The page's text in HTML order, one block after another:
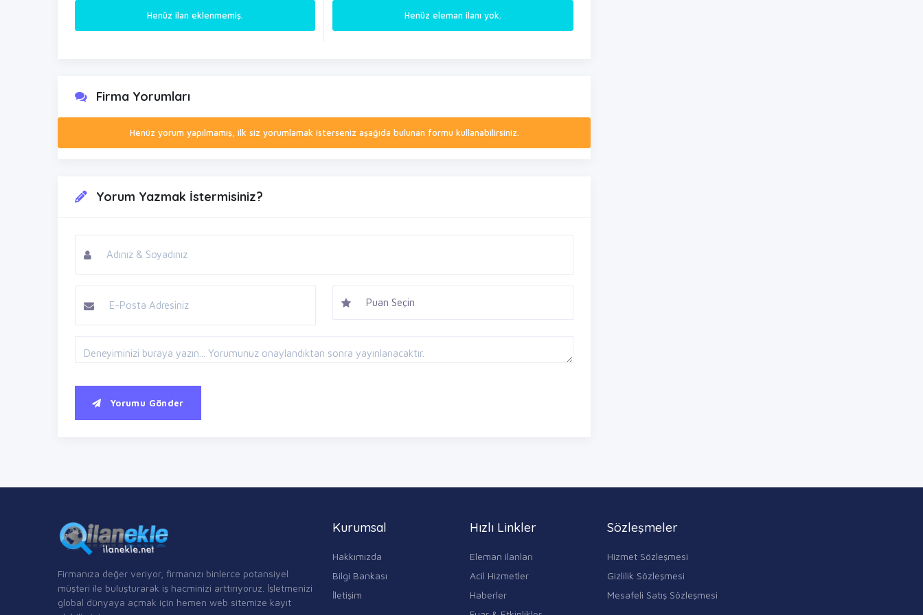
Henüz ilan eklenmemiş. Henüz eleman ilanı yok.
Firma Yorumları
Henüz yorum yapılmamış, ilk siz yorumlamak isterseniz aşağıda bulunan formu kullanabilirsiniz.
Yorum Yazmak İstermisiniz?
Yorumu Gönder
Firmanıza değer veriyor, firmanızı binlerce potansiyel
müşteri ile buluşturarak iş hacminizi arttırıyoruz. İşletmenizi
global dünyaya açmak için hemen web sitemize kayıt
Kurumsal
Hakkımızda
Bilgi Bankası
İletişim
Hızlı Linkler
Eleman ilanları
Acil Hizmetler
Haberler
Sözleşmeler
Hizmet Sözleşmesi
Gizlilik Sözleşmesi
Mesafeli Satış Sözleşmesi